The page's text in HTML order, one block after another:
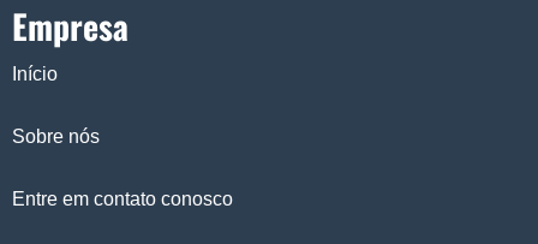
Empresa
Início
Sobre nós
Entre em contato conosco